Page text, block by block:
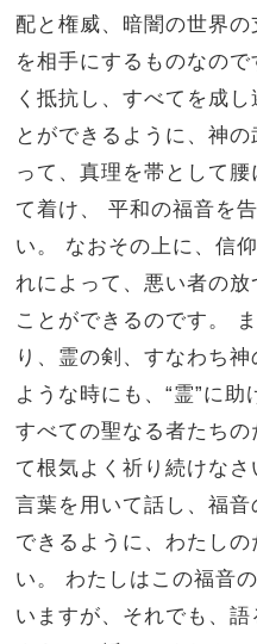
配と権威、暗闇の世界
を相手にするものなので
く抵抗し、すべてを成
とができるように、神の
って、真理を帯として
て着け、
平和の福音を
い。
なおその上に、信
れによって、悪い者の
ことができるのです。
り、霊の剣、すなわち神
ような時にも、“霊”に助
すべての聖なる者たち
て根気よく祈り続けなさ
言葉を用いて話し、福
できるように、わたし
い。
わたしはこの福音
いますが、それでも、